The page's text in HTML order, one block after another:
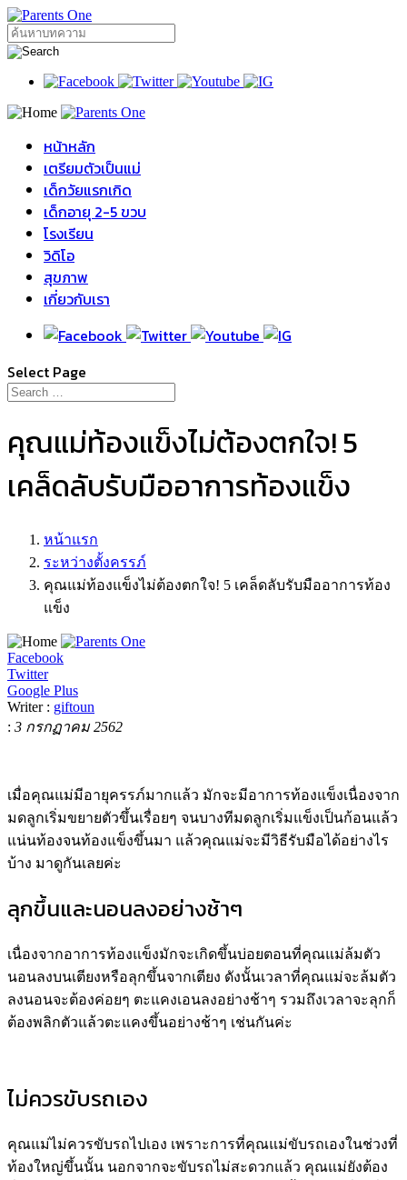
หน้าหลัก
เตรียมตัวเป็นแม่
เด็กวัยแรกเกิด
เด็กอายุ 2-5 ขวบ
โรงเรียน
วิดิโอ
สุขภาพ
เกี่ยวกับเรา
Select Page
คุณแม่ท้องแข็งไม่ต้องตกใจ! 5
เคล็ดลับรับมืออาการท้องแข็ง
หน้าแรก
ระหว่างตั้งครรภ์
คุณแม่ท้องแข็งไม่ต้องตกใจ! 5 เคล็ดลับรับมืออาการท้อง
แข็ง
Facebook
Twitter
Google Plus
Writer : giftoun
: 3 กรกฏาคม 2562
เมื่อคุณแม่มีอายุครรภ์มากแล้ว มักจะมีอาการท้องแข็งเนื่องจาก
มดลูกเริ่มขยายตัวขึ้นเรื่อยๆ จนบางทีมดลูกเริ่มแข็งเป็นก้อนแล้ว
แน่นท้องจนท้องแข็งขึ้นมา แล้วคุณแม่จะมีวิธีรับมือได้อย่างไร
บ้าง มาดูกันเลยค่ะ
ลุกขึ้นและนอนลงอย่างช้าๆ
เนื่องจากอาการท้องแข็งมักจะเกิดขึ้นบ่อยตอนที่คุณแม่ล้มตัว
นอนลงบนเตียงหรือลุกขึ้นจากเตียง ดังนั้นเวลาที่คุณแม่จะล้มตัว
ลงนอนจะต้องค่อยๆ ตะแคงเอนลงอย่างช้าๆ รวมถึงเวลาจะลุกก็
ต้องพลิกตัวแล้วตะแคงขึ้นอย่างช้าๆ เช่นกันค่ะ
ไม่ควรขับรถเอง
คุณแม่ไม่ควรขับรถไปเอง เพราะการที่คุณแม่ขับรถเองในช่วงที่
ท้องใหญ่ขึ้นนั้น นอกจากจะขับรถไม่สะดวกแล้ว คุณแม่ยังต้อง